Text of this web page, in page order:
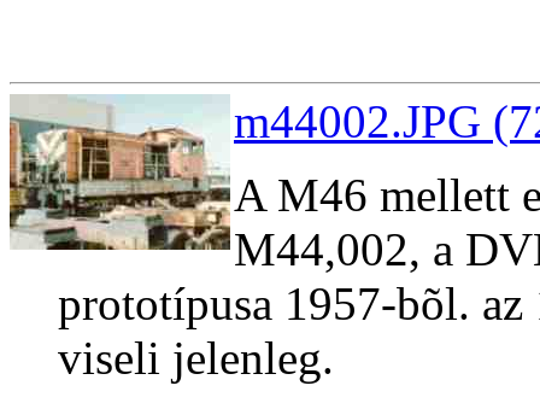
m44002.JPG
A M46 mellett
M44,002, a
prototípusa 1957-bõl.
viseli jelenleg.